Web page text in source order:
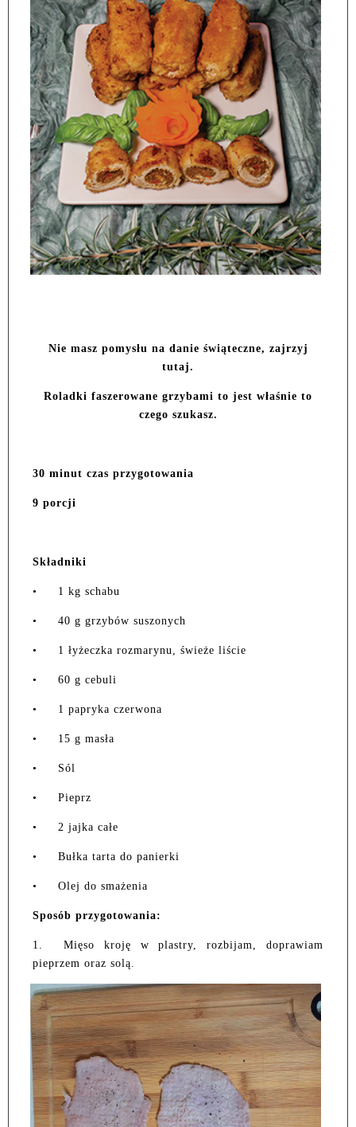
Nie masz pomysłu na danie świąteczne, zajrzyj
tutaj.
Roladki faszerowane grzybami to jest właśnie to
czego szukasz.
30 minut czas przygotowania
9 porcji
Składniki
• 1 kg schabu
• 40 g grzybów suszonych
• 1 łyżeczka rozmarynu, świeże liście
• 60 g cebuli
• 1 papryka czerwona
• 15 g masła
• Sól
• Pieprz
• 2 jajka całe
• Bułka tarta do panierki
• Olej do smażenia
Sposób przygotowania:
1.
Mięso kroję w plastry, rozbijam, doprawiam
pieprzem oraz solą.